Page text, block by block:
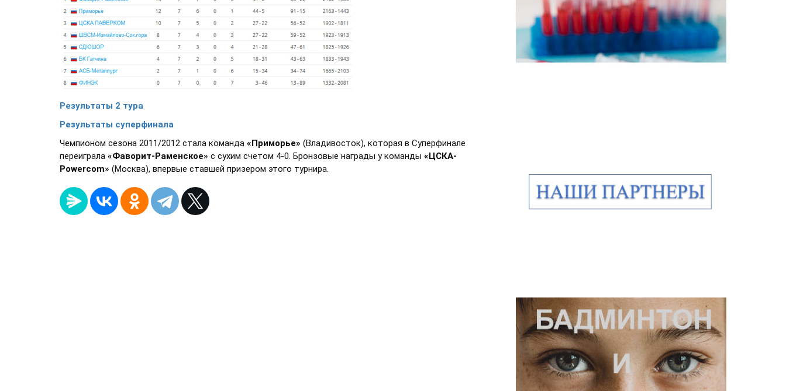
Результаты 2 тура
Результаты суперфинала
Чемпионом сезона 2011/2012 стала команда «Приморье» (Владивосток), которая в Суперфинале
переиграла «Фаворит-Раменское» с сухим счетом 4-0. Бронзовые награды у команды «ЦСКА-
Powercom» (Москва), впервые ставшей призером этого турнира.